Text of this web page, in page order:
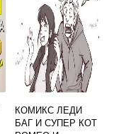
КОМИКС ЛЕДИ
БАГ И СУПЕР КОТ